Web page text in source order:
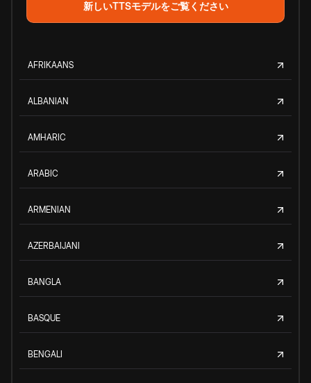
新しいTTSモデルをご覧ください
AFRIKAANS
ALBANIAN
AMHARIC
ARABIC
ARMENIAN
AZERBAIJANI
BANGLA
BASQUE
BENGALI